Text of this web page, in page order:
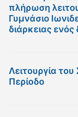
πλήρωση
Γυμνάσιο
διάρκειας
Λειτουργία
Περίοδο